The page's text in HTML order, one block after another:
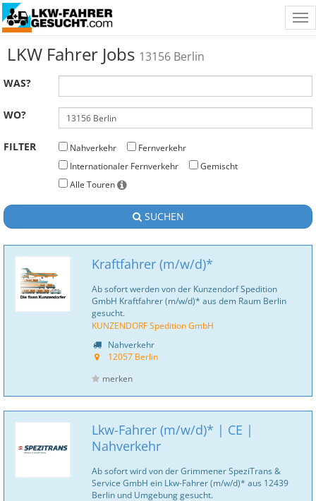
LKW Fahrer Jobs 13156 Berlin
WAS?
WO?
FILTER Nahverkehr
Fernverkehr
Internationaler Fernverkehr
Gemischt
Alle Touren
SUCHEN
Kraftfahrer (m/w/d)*
Ab sofort werden von der Kunzendorf Spedition
GmbH Kraftfahrer (m/w/d)* aus dem Raum Berlin
gesucht.
KUNZENDORF Spedition GmbH
Nahverkehr
12057 Berlin
merken
Lkw-Fahrer (m/w/d)* | CE |
Nahverkehr
Ab sofort wird von der Grimmener SpeziTrans &
Service GmbH ein Lkw-Fahrer (m/w/d)* aus 12439
Berlin und Umgebung gesucht.